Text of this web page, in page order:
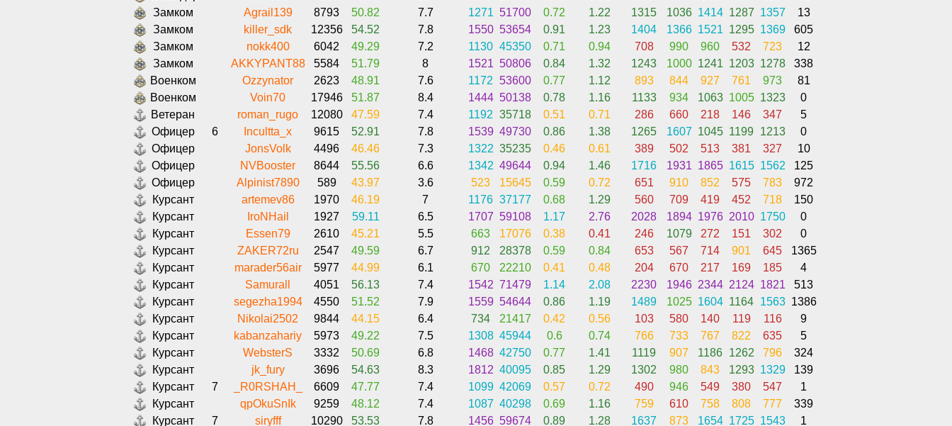
Замком
Agrail139 8793 50.82 7.7 1271 51700 0.72 1.22 1315 1036 1414 1287 1357
13
Замком
killer_sdk 12356 54.52 7.8 1550 53654 0.91 1.23 1404 1366 1521 1295 1369
605
Замком
nokk400 6042 49.29 7.2 1130 45350 0.71 0.94 708 990 960 532 723
12
Замком
AKKYPANT88 5584 51.79 8 1521 50806 0.84 1.32 1243 1000 1241 1203 1278
338
Военком
Ozzynator 2623 48.91 7.6 1172 53600 0.77 1.12 893 844 927 761 973
81
Военком
Voin70 17946 51.87 8.4 1444 50138 0.78 1.16 1133 934 1063 1005 1323
0
Ветеран
roman_rugo 12080 47.59 7.4 1192 35718 0.51 0.71 286 660 218 146 347
5
Офицер
6 Incultta_x 9615 52.91 7.8 1539 49730 0.86 1.38 1265 1607 1045 1199 1213
0
Офицер
JonsVolk 4496 46.46 7.3 1322 35235 0.46 0.61 389 502 513 381 327
10
Офицер
NVBooster 8644 55.56 6.6 1342 49644 0.94 1.46 1716 1931 1865 1615 1562
125
Офицер
Alpinist7890 589 43.97 3.6 523 15645 0.59 0.72 651 910 852 575 783
972
Курсант
artemev86 1970 46.19 7 1176 37177 0.68 1.29 560 709 419 452 718
150
Курсант
IroNHail 1927 59.11 6.5 1707 59108 1.17 2.76 2028 1894 1976 2010 1750
0
Курсант
Essen79 2610 45.21 5.5 663 17076 0.38 0.41 246 1079 272 151 302
0
Курсант
ZAKER72ru 2547 49.59 6.7 912 28378 0.59 0.84 653 567 714 901 645
1365
Курсант
marader56air 5977 44.99 6.1 670 22210 0.41 0.48 204 670 217 169 185
4
Курсант
Samurall 4051 56.13 7.4 1542 71479 1.14 2.08 2230 1946 2344 2124 1821
513
Курсант
segezha1994 4550 51.52 7.9 1559 54644 0.86 1.19 1489 1025 1604 1164 1563 1386
Курсант
Nikolai2502 9844 44.15 6.4 734 21417 0.42 0.56 103 580 140 119 116
9
Курсант
kabanzahariy 5973 49.22 7.5 1308 45944 0.6 0.74 766 733 767 822 635
5
Курсант
WebsterS 3332 50.69 6.8 1468 42750 0.77 1.41 1119 907 1186 1262 796
324
Курсант
jk_fury 3696 54.63 8.3 1812 40095 0.85 1.29 1302 980 843 1293 1329
139
Курсант
7 _R0RSHAH_ 6609 47.77 7.4 1099 42069 0.57 0.72 490 946 549 380 547
1
Курсант
qpOkuSnIk 9259 48.12 7.4 1087 40298 0.69 1.16 759 610 758 808 777
339
Курсант
7 siryfff 10290 53.53 7.8 1456 59674 0.89 1.28 1637 873 1654 1725 1543 1